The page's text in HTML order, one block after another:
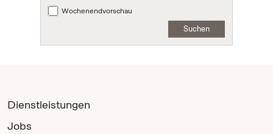
Wochenendvorschau
Suchen
Dienstleistungen
Jobs